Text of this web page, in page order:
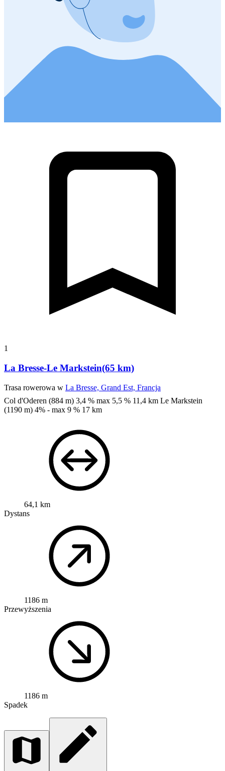
1
La Bresse-Le Markstein(65 km)
Trasa rowerowa w La Bresse, Grand Est, Francja
Col d'Oderen (884 m) 3,4 % max 5,5 % 11,4 km Le Markstein
(1190 m) 4% - max 9 % 17 km
64,1 km
Dystans
1186 m
Przewyższenia
1186 m
Spadek